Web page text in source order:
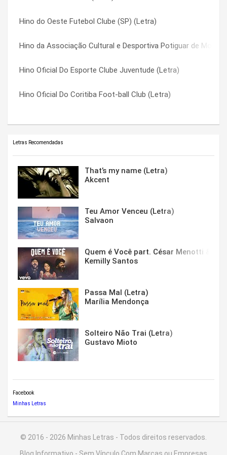
Hino do Oeste Futebol Clube (SP) (Letra)
Hino da Associação Cultural e Desportiva Potiguar de
Hino Oficial Do Esporte Clube Juventude (Letra)
Hino Oficial Do Coritiba Foot-ball Club (Letra)
Hino Oficial do Santos (Letra)
Hino Oficial Do Coritiba Foot-ball Club (Letra)
Hino Oficial Do Grêmio FBPA (Letra)
Hino oficial do Corinthians (Letra)
Hino Oficial do Volta Redonda Futebol Clube (RJ) (Letra)
Hino Oficial Santa Cruz (Letra)
Hino Oficial São Raimundo (RR) (Letra)
Hino Paraná Clube (Letra)
Letras Recomendadas
That’s my name (Letra)
Akcent
Teu Amor Venceu (Letra)
Salvaon
Quem é Você part. César Menotti &
Kemilly Santos
Passa Mal (Letra)
Marília Mendonça
Solteiro Não Trai (Letra)
Gustavo Mioto
Facebook
Minhas Letras
© 2016 - 2026 Minhas Letras - Todos direitos reservados.